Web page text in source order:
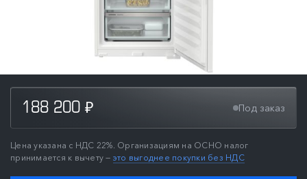
188 200 ₽ Под заказ
Цена указана с НДС 22%. Организациям на ОСНО налог
принимается к вычету — это выгоднее покупки без НДС